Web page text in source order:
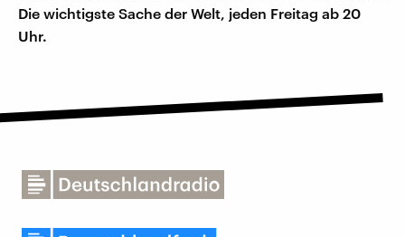
Die wichtigste Sache der Welt, jeden Freitag ab 20
Uhr.